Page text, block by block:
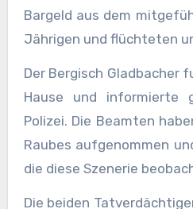
Bargeld aus dem
Jährigen und flüchteten
Der Bergisch Gladbacher
Hause und informierte
Polizei. Die Beamten
Raubes aufgenommen
die diese Szenerie
Die beiden